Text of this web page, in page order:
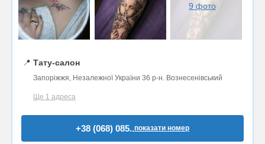
9 фото
📍 Тату-салон
Запоріжжя, Незалежної України 36 р-н. Вознесенівський
Ще 1 адреса
+38 (068) 085..показати номер